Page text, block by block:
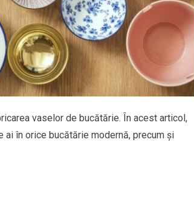
vaselor de bucătărie. În acest articol,
în orice bucătărie modernă, precum și